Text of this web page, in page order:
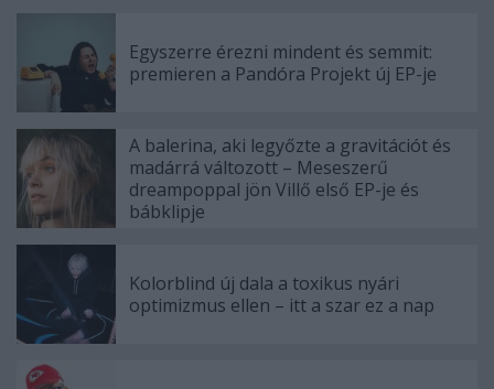
Egyszerre érezni mindent és semmit:
premieren a Pandóra Projekt új EP-je
A balerina, aki legyőzte a gravitációt és
madárrá változott – Meseszerű
dreampoppal jön Villő első EP-je és
bábklipje
Kolorblind új dala a toxikus nyári
optimizmus ellen – itt a szar ez a nap